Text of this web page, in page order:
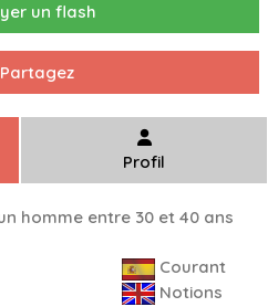
un flash
Partagez
Profil
homme entre 30 et 40 ans
Courant
Notions